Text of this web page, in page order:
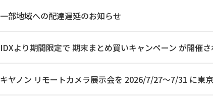
一部地域への配達遅延のお知らせ
IDXより期間限定で 期末まとめ買いキャンペーン が開催
キヤノン リモートカメラ展示会を 2026/7/27～7/31 に東